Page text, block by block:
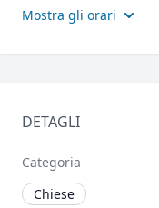
Mostra gli orari
DETAGLI
Categoria
Chiese